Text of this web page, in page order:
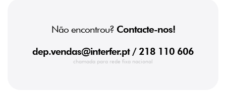
Não encontrou? Contacte-nos!
dep.vendas@interfer.pt/ 218 110 606
chamada para rede fixa nacional